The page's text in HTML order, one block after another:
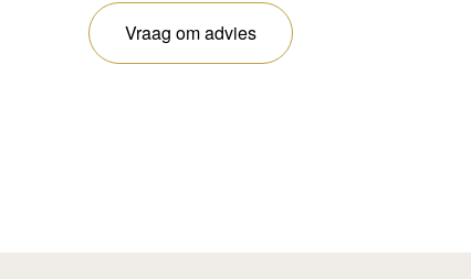
Vraag om advies